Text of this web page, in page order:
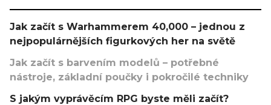
Jak začít s Warhammerem 40,000 – jednou z
nejpopulárnějších figurkových her na světě
Jak začít s barvením modelů – potřebné
nástroje, základní poučky i pokročilé techniky
S jakým vyprávěcím RPG byste měli začít?